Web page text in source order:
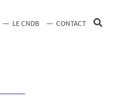
LE CNDB CONTACT